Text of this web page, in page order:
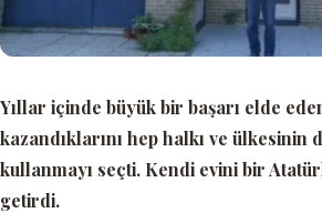
Yıllar içinde büyük bir başarı elde
kazandıklarını hep halkı ve ülkesinin
kullanmayı seçti. Kendi evini bir
getirdi.